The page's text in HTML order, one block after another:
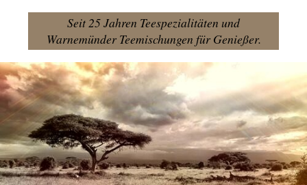
Seit 25 Jahren Teespezialitäten und
Warnemünder Teemischungen für Genießer.